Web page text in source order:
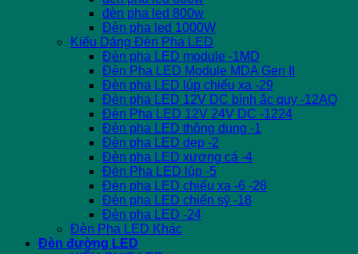
đèn pha led 800w
Đèn pha led 1000W
Kiểu Dáng Đèn Pha LED
Đèn pha LED module -1MD
Đèn Pha LED Module MDA Gen II
Đèn pha LED lúp chiếu xa -29
Đèn pha LED 12V DC bình ắc quy -12AQ
Đèn Pha LED 12V 24V DC -1224
Đèn pha LED thông dụng -1
Đèn pha LED dẹp -2
Đèn pha LED xương cá -4
Đèn Pha LED lúp -5
Đèn pha LED chiếu xa -6 -28
Đèn pha LED chiến sỹ -18
Đèn pha LED -24
Đèn Pha LED Khác
Đèn đường LED